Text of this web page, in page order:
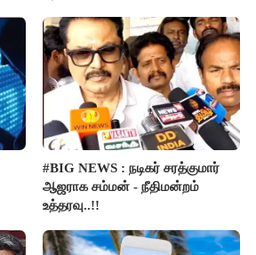
#BIG NEWS : நடிகர் சரத்குமார்
ஆஜராக சம்மன் - நீதிமன்றம்
உத்தரவு..!!